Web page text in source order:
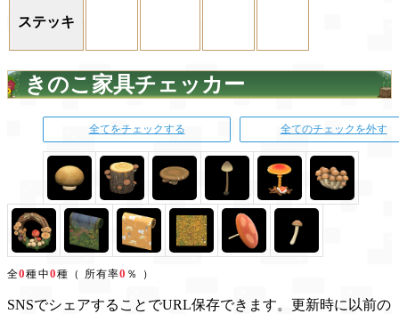
ステッキ
きのこ家具チェッカー
全てをチェックする 全てのチェックを外す
全0種中0種（ 所有率0 ％ ）
SNSでシェアすることでURL保存できます。更新時に以前の